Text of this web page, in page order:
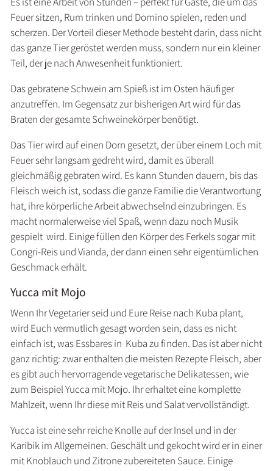
Feuer sitzen, Rum trinken und Domino spielen, reden und
scherzen. Der Vorteil dieser Methode besteht darin, dass nicht
das ganze Tier geröstet werden muss, sondern nur ein kleiner
Teil, der je nach Anwesenheit funktioniert.
Das gebratene Schwein am Spieß ist im Osten häufiger
anzutreffen. Im Gegensatz zur bisherigen Art wird für das
Braten der gesamte Schweinekörper benötigt.
Das Tier wird auf einen Dorn gesetzt, der über einem Loch mit
Feuer sehr langsam gedreht wird, damit es überall
gleichmäßig gebraten wird. Es kann Stunden dauern, bis das
Fleisch weich ist, sodass die ganze Familie die Verantwortung
hat, ihre körperliche Arbeit abwechselnd einzubringen. Es
macht normalerweise viel Spaß, wenn dazu noch Musik
gespielt wird. Einige füllen den Körper des Ferkels sogar mit
Congri-Reis und Vianda, der dann einen sehr eigentümlichen
Geschmack erhält.
Yucca mit Mojo
Wenn Ihr Vegetarier seid und Eure Reise nach Kuba plant,
wird Euch vermutlich gesagt worden sein, dass es nicht
einfach ist, was Essbares in Kuba zu finden. Das ist aber nicht
ganz richtig: zwar enthalten die meisten Rezepte Fleisch, aber
es gibt auch hervorragende vegetarische Delikatessen, wie
zum Beispiel Yucca mit Mojo. Ihr erhaltet eine komplette
Mahlzeit, wenn Ihr diese mit Reis und Salat vervollständigt.
Yucca ist eine sehr reiche Knolle auf der Insel und in der
Karibik im Allgemeinen. Geschält und gekocht wird er in einer
mit Knoblauch und Zitrone zubereiteten Sauce. Einige